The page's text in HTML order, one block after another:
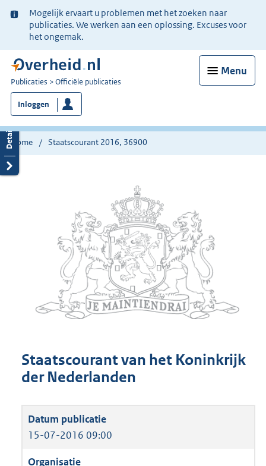
Ter
informatie:
Mogelijk ervaart u problemen met het zoeken naar
publicaties. We werken aan een oplossing. Excuses voor
het ongemak.
Menu
U
bent
nu
hier:
Publicaties Officiële publicaties
Inloggen
Home Staatscourant 2016, 36900
Staatscourant van het Koninkrijk
der Nederlanden
15-07-2016 09:00